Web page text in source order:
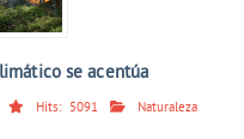
se acentúa
Hits: 5091 Naturaleza